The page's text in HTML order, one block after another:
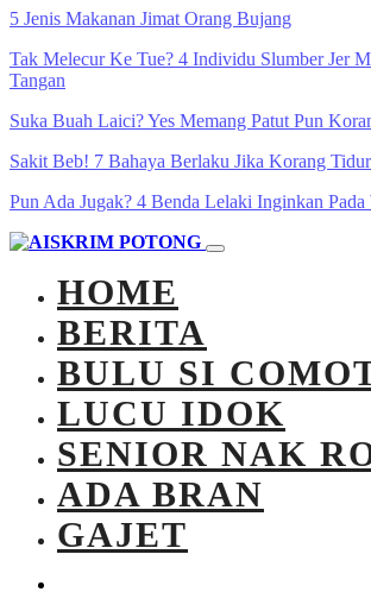
5 Jenis Makanan Jimat Orang Bujang
Tak Melecur Ke Tue? 4 Individu Slumber Jer
Tangan
Suka Buah Laici? Yes Memang Patut Pun
Sakit Beb! 7 Bahaya Berlaku Jika Korang Tidur
Pun Ada Jugak? 4 Benda Lelaki Inginkan Pada
HOME
BERITA
BULU SI
LUCU IDOK
SENIOR NAK
ADA BRAN
GAJET